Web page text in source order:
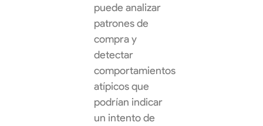
puede analizar
patrones de
compra y
detectar
comportamientos
atípicos que
podrían indicar
un intento de